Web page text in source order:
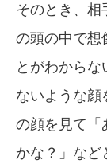
そのとき、相
の頭の中で想
とがわから
ないような顔
の顔を見て「
かな？」など